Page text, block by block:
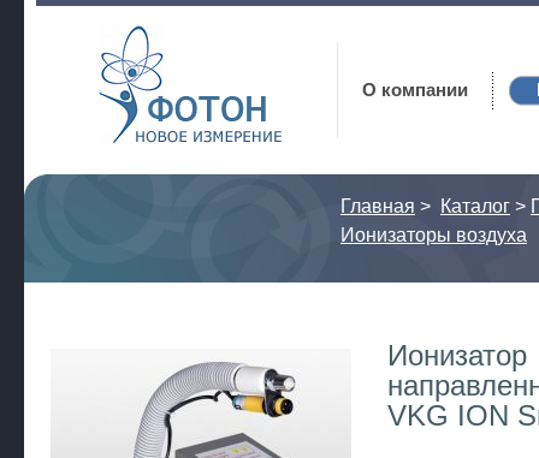
Фотон
О компании
Главная > Каталог >
Ионизаторы воздуха
Ионизатор
VKG ION